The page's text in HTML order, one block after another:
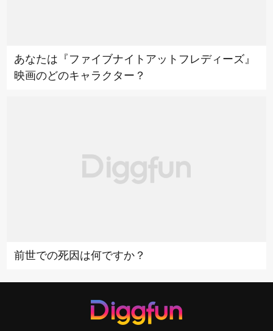
あなたは『ファイブナイトアットフレディーズ』
映画のどのキャラクター？
前世での死因は何ですか？